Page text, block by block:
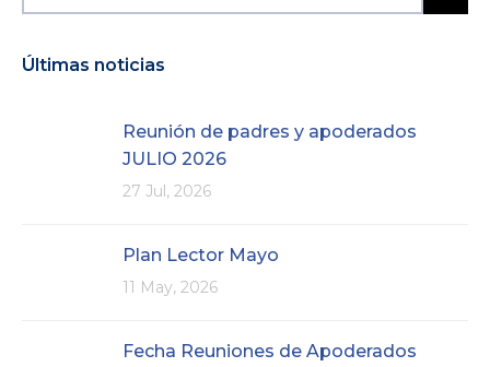
Últimas noticias
Reunión de padres y apoderados
JULIO 2026
27 Jul, 2026
Plan Lector Mayo
11 May, 2026
Fecha Reuniones de Apoderados